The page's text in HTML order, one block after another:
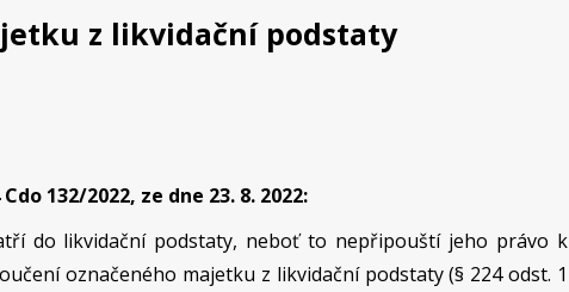
z likvidační podstaty
132/2022, ze dne 23. 8. 2022:
do likvidační podstaty, neboť to nepřipouští jeho právo k
označeného majetku z likvidační podstaty (§ 224 odst. 1